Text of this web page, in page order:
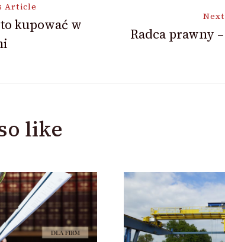
Article
kupować w
Radca prawny
like